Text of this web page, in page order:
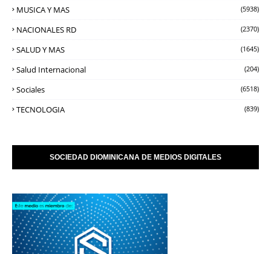
MUSICA Y MAS (5938)
NACIONALES RD (2370)
SALUD Y MAS (1645)
Salud Internacional (204)
Sociales (6518)
TECNOLOGIA (839)
SOCIEDAD DIOMINICANA DE MEDIOS DIGITALES